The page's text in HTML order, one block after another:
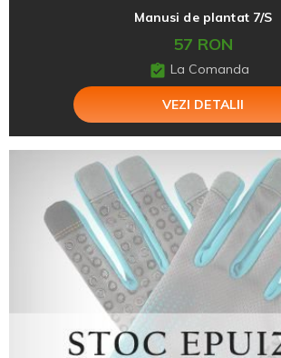
Manusi de plantat 7/S
57 RON
La Comanda
VEZI DETALII